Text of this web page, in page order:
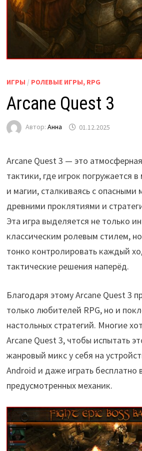
ИГРЫ / РОЛЕВЫЕ ИГРЫ, RPG
Arcane Quest 3
Автор: Анна 01.12.2025
Arcane Quest 3 — это
тактики, где игрок погружается
и магии, сталкиваясь с опасными
древними проклятиями и
Эта игра выделяется не только
классическим ролевым стилем,
тонко контролировать каждый
тактические решения наперёд.
Благодаря этому Arcane Quest 3
только любителей RPG, но и
настольных стратегий. Многие
Arcane Quest 3, чтобы испытать
жанровый микс у себя на
Android и даже играть бесплатно
предусмотренных механик.